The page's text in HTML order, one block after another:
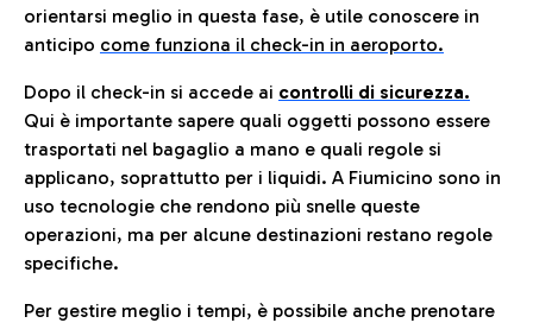
orientarsi meglio in questa fase, è utile conoscere in
anticipo come funziona il check-in in aeroporto.
Dopo il check-in si accede ai controlli di sicurezza.
Qui è importante sapere quali oggetti possono essere
trasportati nel bagaglio a mano e quali regole si
applicano, soprattutto per i liquidi. A Fiumicino sono in
uso tecnologie che rendono più snelle queste
operazioni, ma per alcune destinazioni restano regole
specifiche.
Per gestire meglio i tempi, è possibile anche prenotare